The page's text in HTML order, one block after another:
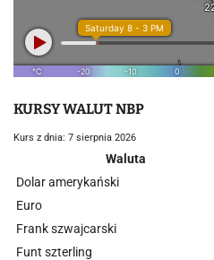
KURSY WALUT NBP
Kurs z dnia: 7 sierpnia 2026
Waluta
Dolar amerykański
Euro
Frank szwajcarski
Funt szterling